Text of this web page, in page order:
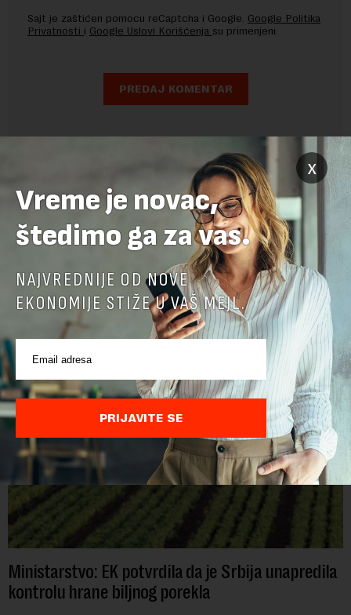
Sajt je zaštićen pomocu reCaptcha i Google. Google Politika
Privatnosti i Google Uslovi Korišćenja su primenjeni.
POVEZANI SADRŽAJI
Ministarstvo: EK potvrdila da je Srbija unapredila
kontrolu hrane biljnog porekla
x
Vreme je novac,
štedimo ga za vas.
NAJVREDNIJE OD NOVE
EKONOMIJE STIŽE U VAŠ MEJL.
PRIJAVITE SE